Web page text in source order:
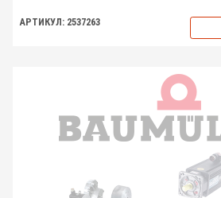
АРТИКУЛ: 2537263